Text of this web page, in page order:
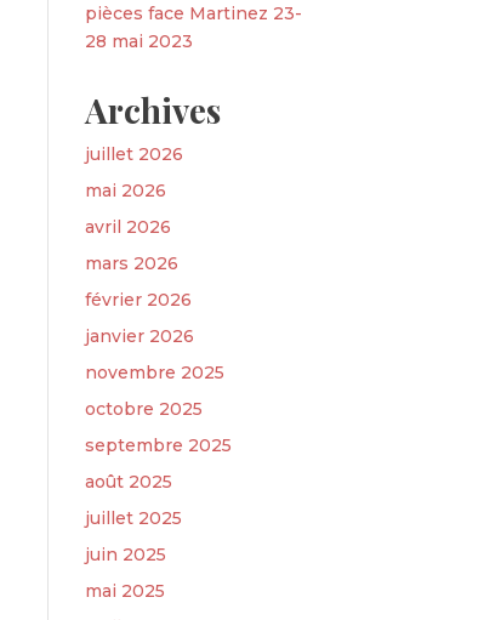
pièces face Martinez 23-
28 mai 2023
Archives
juillet 2026
mai 2026
avril 2026
mars 2026
février 2026
janvier 2026
novembre 2025
octobre 2025
septembre 2025
août 2025
juillet 2025
juin 2025
mai 2025